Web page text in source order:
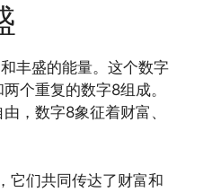
丰盛的能量。这个数字
个重复的数字8组成。
，数字8象征着财富、
它们共同传达了财富和